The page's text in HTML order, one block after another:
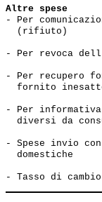
Altre spese
- Per
(rifiuto)
- Per revoca
- Per recupero
fornito
- Per
diversi da
- Spese invio
domestiche